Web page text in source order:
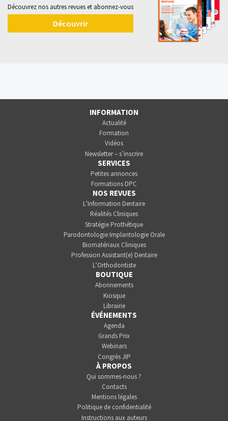
Découvrez nos autres revues et abonnez-vous
Découvrir
INFORMATION
Actualité
Formation
Vidéos
Newsletter – s’inscrire
SERVICES
Petites annonces
Formations DPC
NOS REVUES
L’Information Dentaire
Réalités Cliniques
Stratégie Prothétique
Parodontologie Implantologie Orale
Biomatériaux Cliniques
Profession Assistant(e) Dentaire
L’Orthodontiste
BOUTIQUE
Abonnements
Kiosque
Librairie
ÉVÉNEMENTS
Agenda
Grands Prix
Webinars
Congrès JIP
À PROPOS
Qui sommes-nous ?
Contacts
Mentions légales
Politique de confidentialité
Instructions aux auteurs